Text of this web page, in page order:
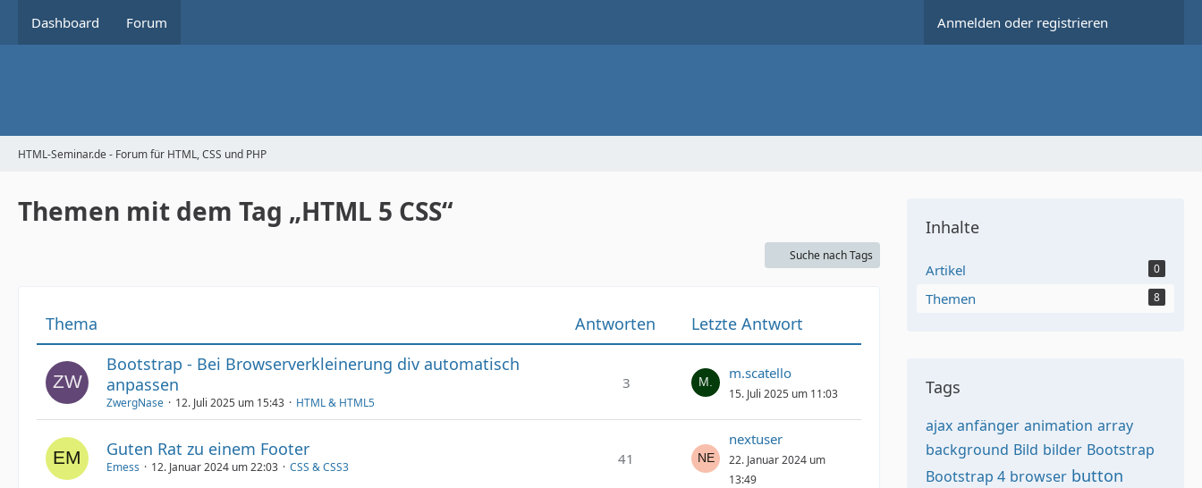
Dashboard Forum Anmelden oder registrieren
HTML-Seminar.de - Forum für HTML, CSS und PHP
Themen mit dem Tag „HTML 5 CSS“
Suche nach Tags
Thema Antworten
Letzte Antwort
Bootstrap - Bei Browserverkleinerung div automatisch
anpassen
ZwergNase 12. Juli 2025 um 15:43 HTML & HTML5
3
m.scatello
15. Juli 2025 um 11:03
Guten Rat zu einem Footer
Emess 12. Januar 2024 um 22:03 CSS & CSS3 41
nextuser
22. Januar 2024 um
13:49
Inhalte
Artikel 0
Themen 8
Tags
ajax anfänger animation array
background Bild bilder Bootstrap
Bootstrap 4 browser button